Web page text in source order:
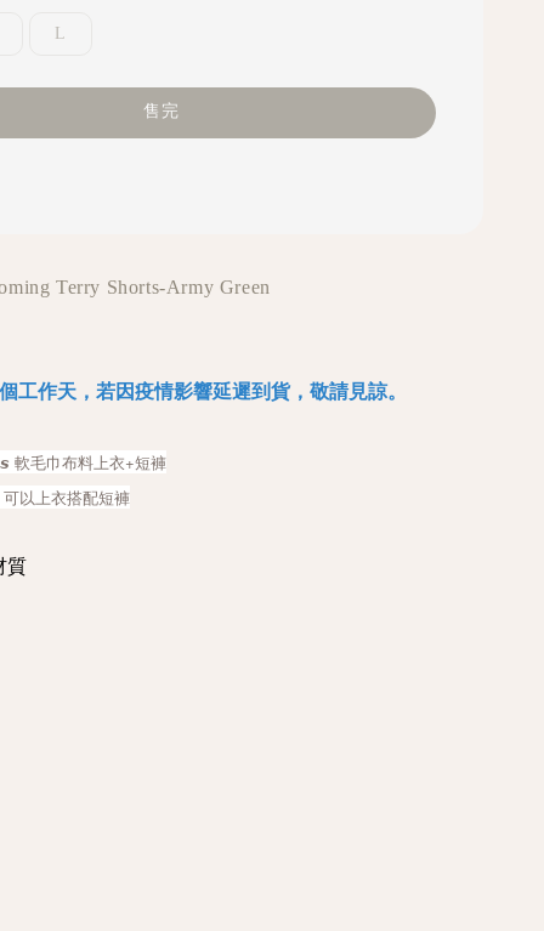
L
售完
Terry Shorts-Army Green
工作天，若因疫情影響延遲到貨，敬請見諒。
軟毛巾布料上衣+短褲
以上衣搭配短褲
質